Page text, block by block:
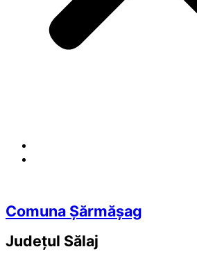
Comuna Șărmășag
Județul Sălaj